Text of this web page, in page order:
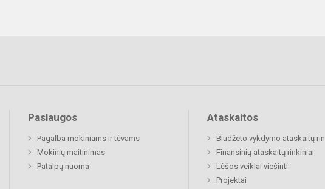
Paslaugos
Pagalba mokiniams ir tėvams
Mokinių maitinimas
Patalpų nuoma
Ataskaitos
Biudžeto vykdymo ataskaitų
Finansinių ataskaitų rinkiniai
Lėšos veiklai viešinti
Projektai